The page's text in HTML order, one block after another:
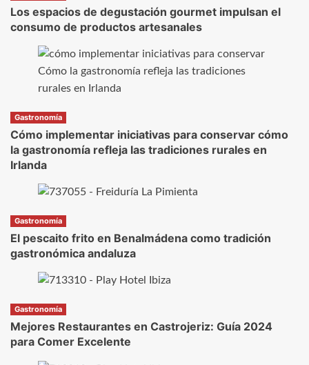
Los espacios de degustación gourmet impulsan el
consumo de productos artesanales
Gastronomía
Cómo implementar iniciativas para conservar cómo
la gastronomía refleja las tradiciones rurales en
Irlanda
Gastronomía
El pescaito frito en Benalmádena como tradición
gastronómica andaluza
Gastronomía
Mejores Restaurantes en Castrojeriz: Guía 2024
para Comer Excelente